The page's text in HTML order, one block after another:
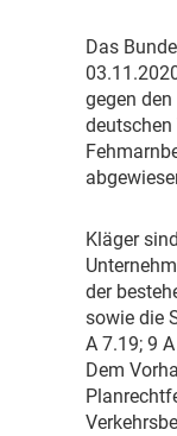
Das
gegen
K läger
der
sowie die
A 7.19; 9
Dem